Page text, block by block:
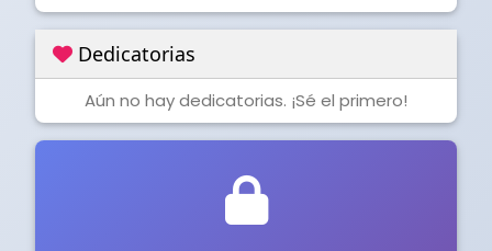
Dedicatorias
Aún no hay dedicatorias. ¡Sé el primero!